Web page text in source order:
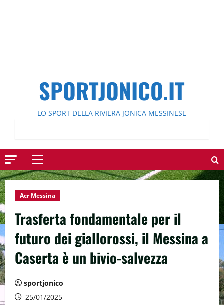
SPORTJONICO.IT
LO SPORT DELLA RIVIERA JONICA MESSINESE
Menu
principale
Acr Messina
Trasferta fondamentale per il
futuro dei giallorossi, il Messina a
Caserta è un bivio-salvezza
sportjonico
25/01/2025